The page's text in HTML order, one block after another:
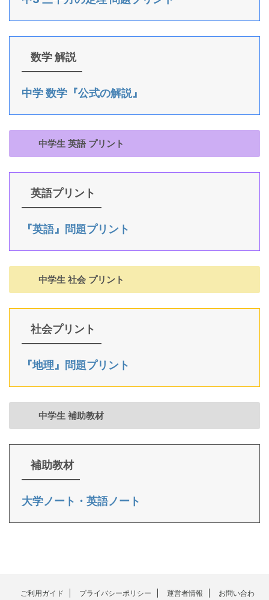
数学 解説
中学 数学『公式の解説』
中学生 英語 プリント
英語プリント
『英語』問題プリント
中学生 社会 プリント
社会プリント
『地理』問題プリント
中学生 補助教材
補助教材
大学ノート・英語ノート
ご利用ガイド プライバシーポリシー 運営者情報 お問い合わ